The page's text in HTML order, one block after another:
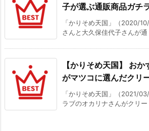
子が選ぶ通販商品ガチ
「かりそめ天国」（2020/
さんと大久保佳代子さんが
【かりそめ天国】 お
がマツコに選んだクリ
「かりそめ天国」（2021/
ラブのオカリナさんがクリ